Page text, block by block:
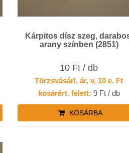
Kárpitos dísz szeg,
arany színben (2851)
10 Ft / db
Törzsvásárl. ár, v. 10 e. Ft
kosárért. felett: 9 Ft / db
KOSÁRBA